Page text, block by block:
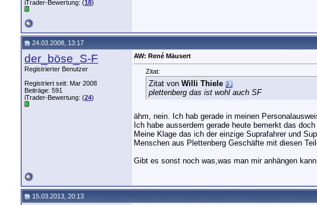
iTrader-Bewertung: (18)
24.03.2008, 13:17
der_böse_S-F
Registrierter Benutzer
Registriert seit: Mar 2008
Beiträge: 591
iTrader-Bewertung: (24)
AW: René Mäusert
Zitat:
Zitat von Willi Thiele
plettenberg das ist wohl auch SF
ähm, nein. Ich hab gerade in meinen
Ich habe ausserdem gerade heute bemerkt das
Meine Klage das ich der einzige Suprafahrer und
Menschen aus Plettenberg Geschäfte mit diesen
Gibt es sonst noch was,was man mir anhängen
15.03.2013, 20:13